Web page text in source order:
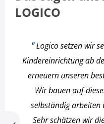
LOGICO
"Logico setzen wir
Kindereinrichtung ab
erneuern unseren
Wir bauen auf
selbständig
Sehr schätzen wir